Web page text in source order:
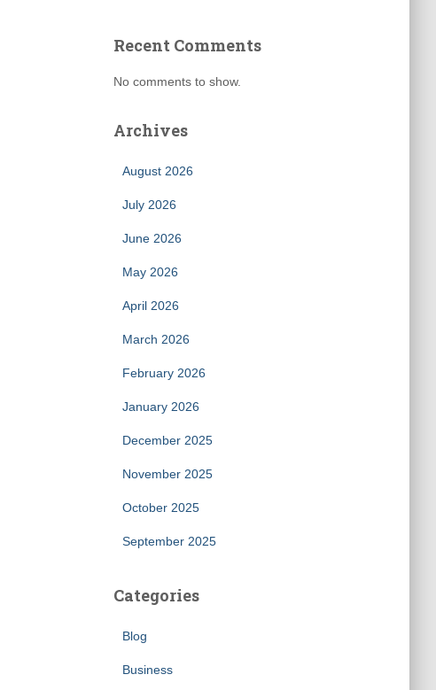
Recent Comments
No comments to show.
Archives
August 2026
July 2026
June 2026
May 2026
April 2026
March 2026
February 2026
January 2026
December 2025
November 2025
October 2025
September 2025
Categories
Blog
Business